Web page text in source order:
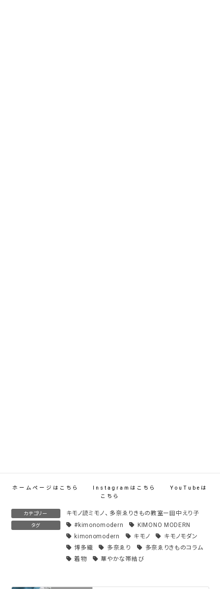
ホームページはこちら Instagramはこちら
YouTubeは
こちら
カテゴリー キモノ読ミモノ 、 多奈ゑりきもの教室ー田中えり子
タグ #kimonomodern
KIMONO MODERN
kimonomodern
キモノ
キモノモダン
博多織
多奈ゑり
多奈ゑりきものコラム
着物
華やかな帯結び